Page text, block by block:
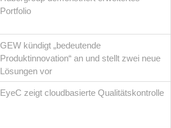
Portfolio
GEW kündigt „bedeutende
Produktinnovation“ an und stellt zwei neue
Lösungen vor
EyeC zeigt cloudbasierte Qualitätskontrolle